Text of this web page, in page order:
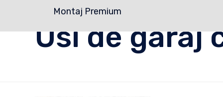
Montaj Premium
Usi de garaj